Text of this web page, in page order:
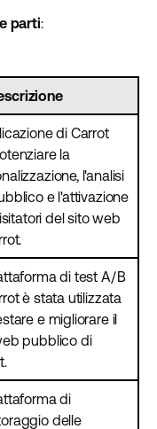
parti:
di Carrot
la
l'analisi
e l'attivazione
del sito web
di test A/B
è stata utilizzata
e migliorare il
pubblico di
di
delle